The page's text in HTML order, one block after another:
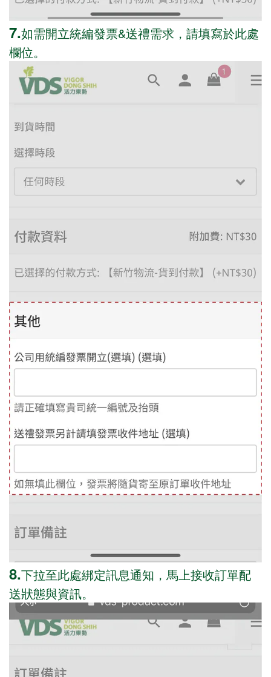
7.如需開立統編發票&送禮需求，請填寫於此處
欄位。
8.下拉至此處綁定訊息通知，馬上接收訂單配
送狀態與資訊。